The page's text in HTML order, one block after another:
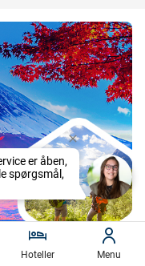
Hoteller Menu